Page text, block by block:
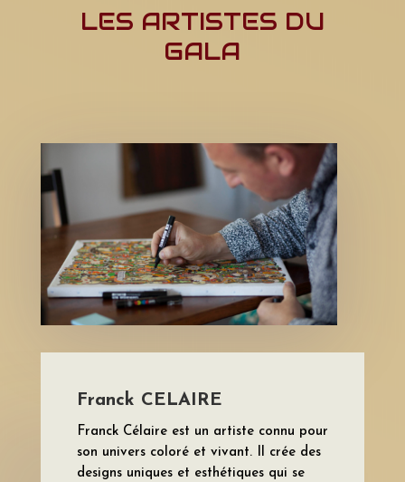
LES ARTISTES DU
GALA
Franck CELAIRE
Franck Célaire est un artiste connu pour
son univers coloré et vivant. Il crée des
designs uniques et esthétiques qui se